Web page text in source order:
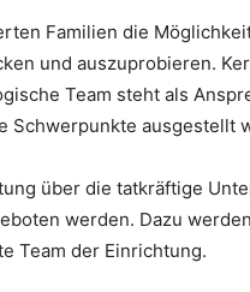
Familien die
und auszuprobieren.
Team steht als
Schwerpunkte ausgestellt
über die tatkräftige
werden. Dazu
Team der Einrichtung.